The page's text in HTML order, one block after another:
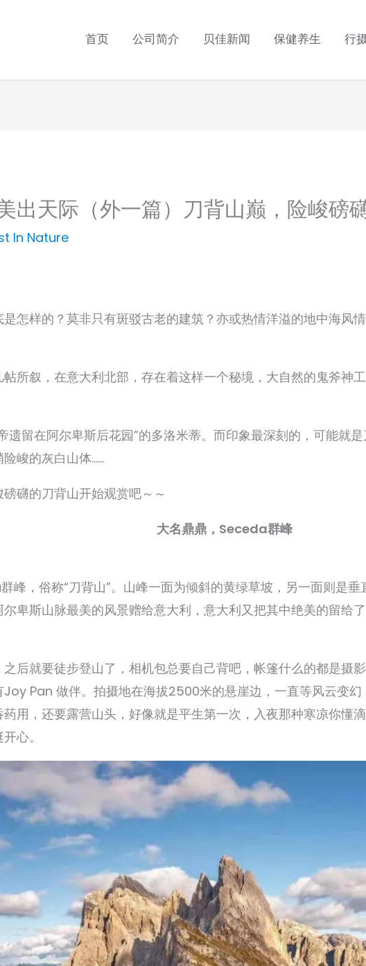
首页 公司简介 贝佳新闻 保健养生 行
出天际（外一篇）刀背山巅，险峻磅
In Nature
怎样的？莫非只有斑驳古老的建筑？亦或热情洋溢的地中海风情
所叙，在意大利北部，存在着这样一个秘境，大自然的鬼斧神工
遗留在阿尔卑斯后花园”的多洛米蒂。而印象最深刻的，可能就
峻的灰白山体……
礴的刀背山开始观赏吧～～
大名鼎鼎，Seceda群峰
峰，俗称“刀背山”。山峰一面为倾斜的黄绿草坡，另一面则是垂
卑斯山脉最美的风景赠给意大利，意大利又把其中绝美的留给
后就要徒步登山了，相机包总要自己背吧，帐篷什么的都是摄
Pan 做伴。拍摄地在海拔2500米的悬崖边，一直等风云变幻
用，还要露营山头，好像就是平生第一次，入夜那种寒凉你懂
心。